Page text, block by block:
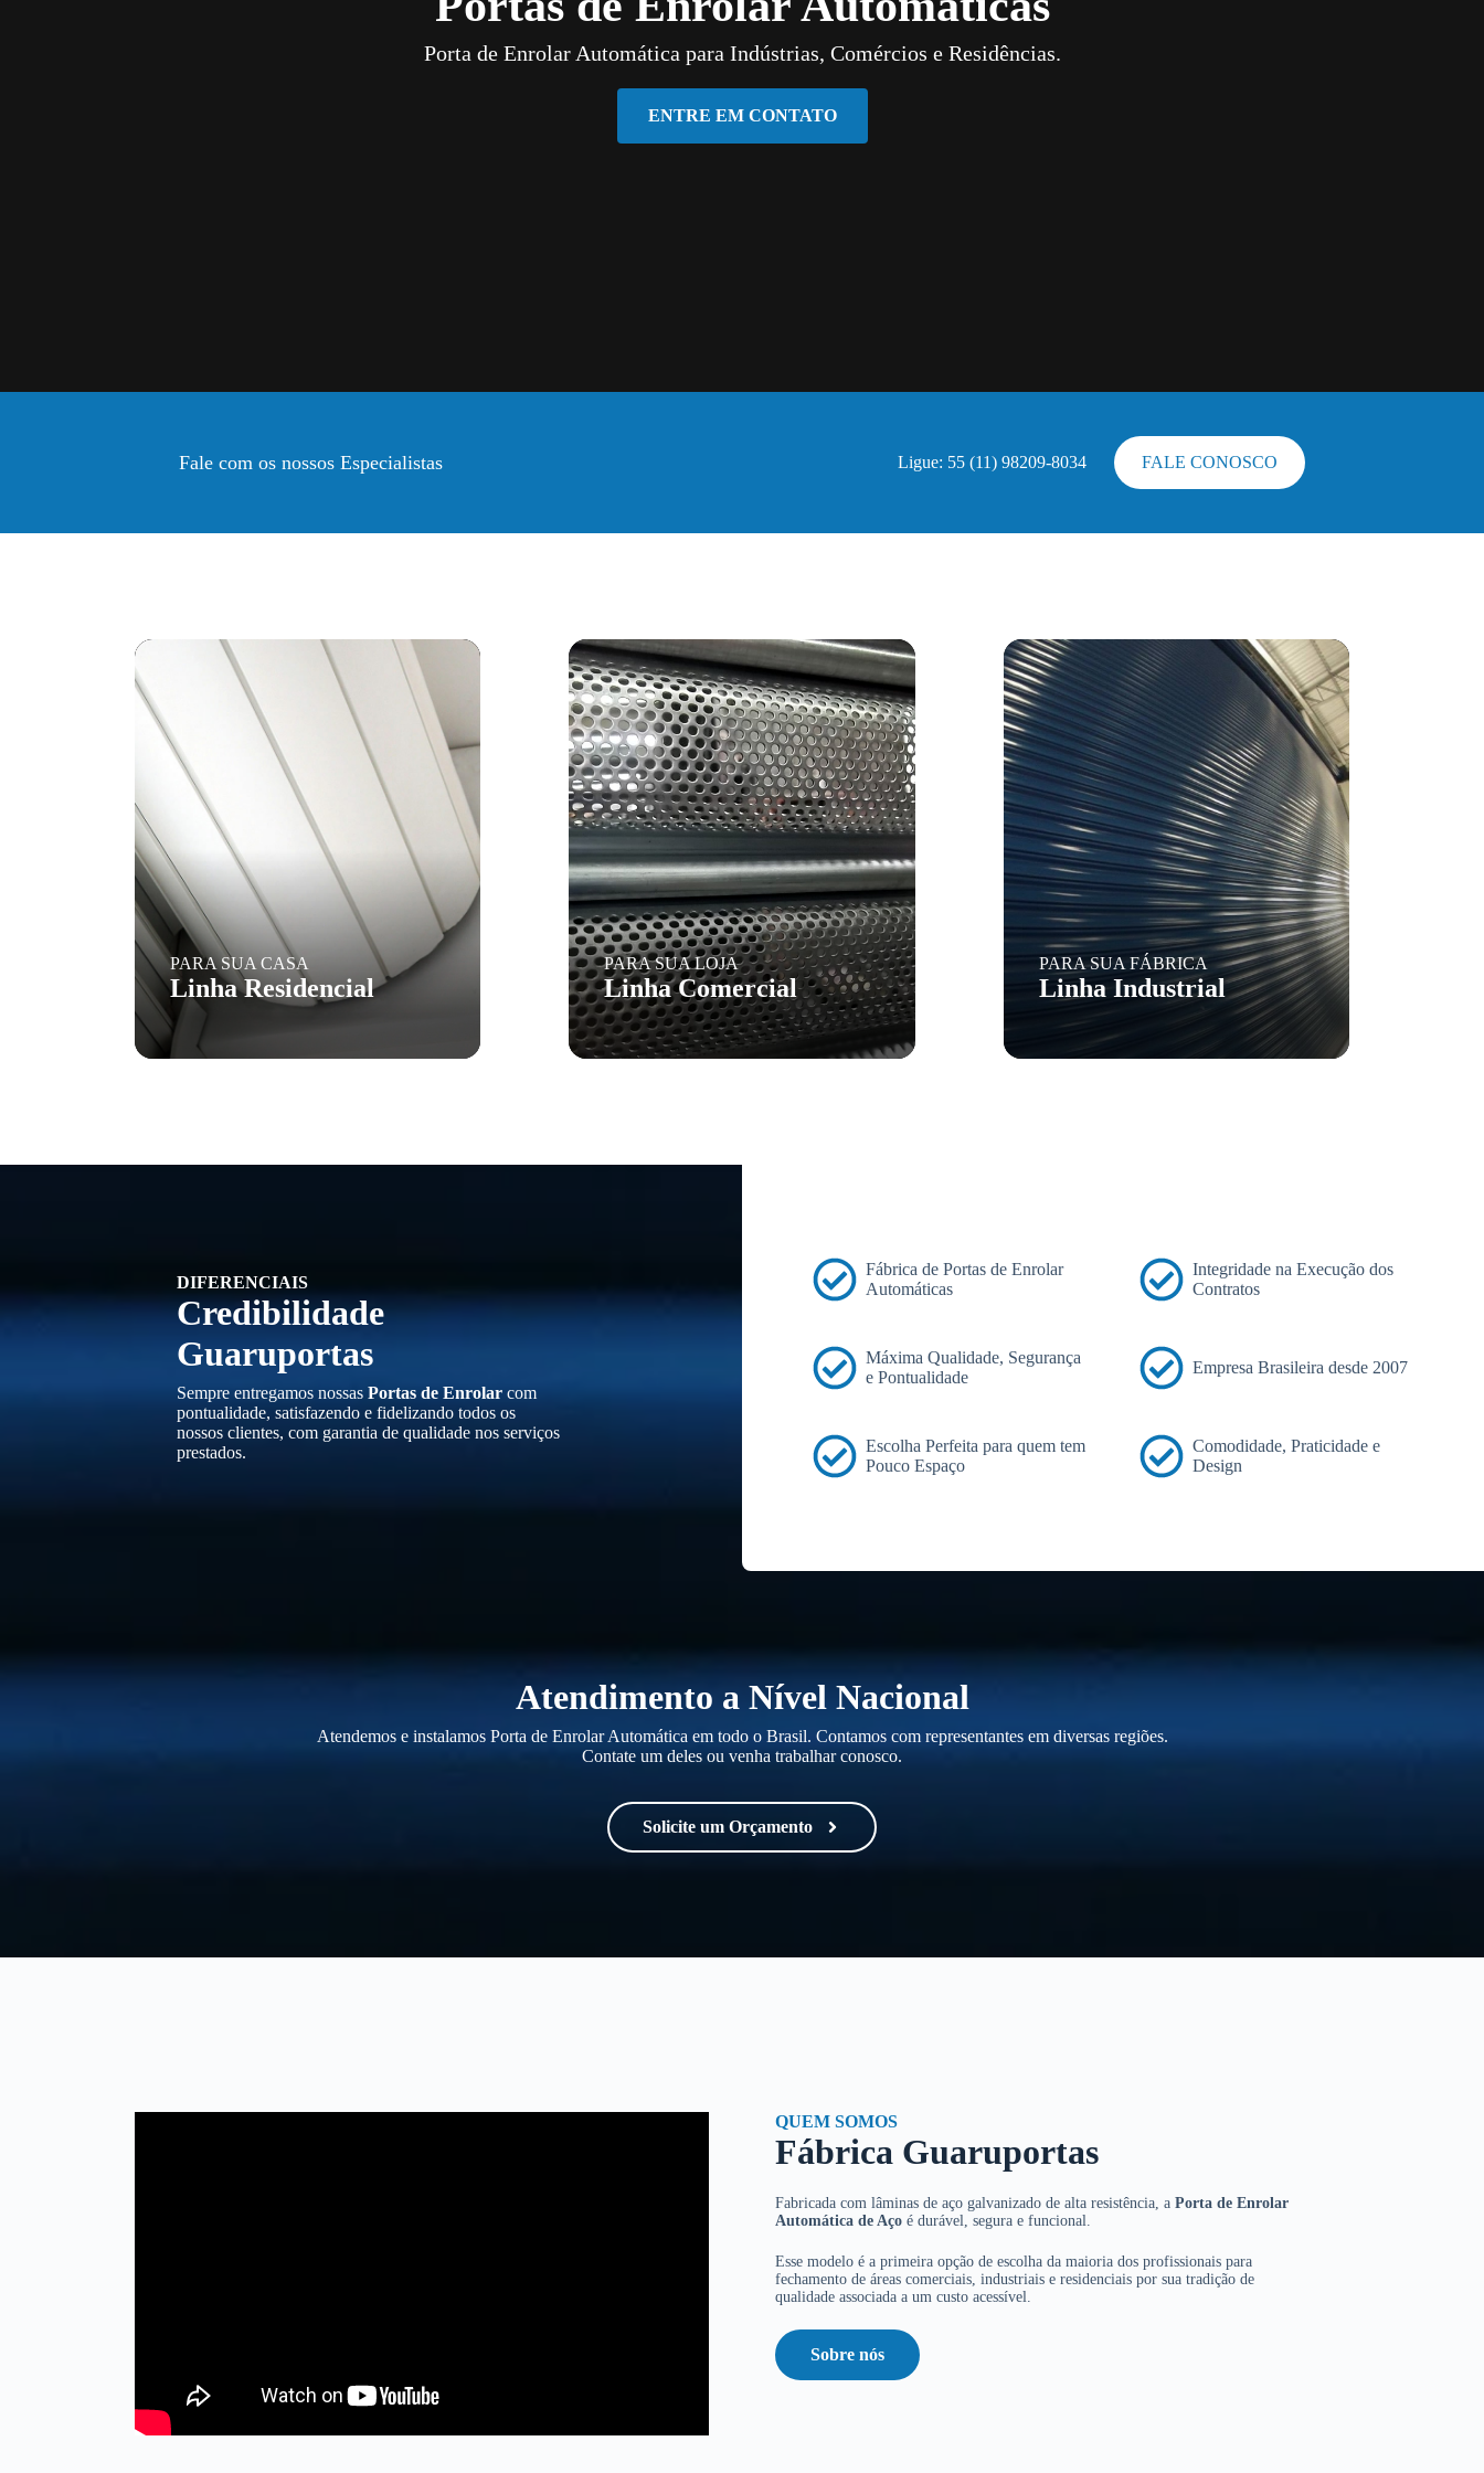
Porta de Enrolar Automática para Indústrias, Comércios e Residências.
ENTRE EM CONTATO
Fale com os nossos Especialistas Ligue: 55 (11) 98209-8034 FALE CONOSCO
PARA SUA CASA
Linha Residencial
PARA SUA LOJA
Linha Comercial
PARA SUA FÁBRICA
Linha Industrial
DIFERENCIAIS
Credibilidade
Guaruportas
Sempre entregamos nossas Portas de Enrolar com
pontualidade, satisfazendo e fidelizando todos os
nossos clientes, com garantia de qualidade nos serviços
prestados.
Fábrica de Portas de Enrolar
Automáticas
Máxima Qualidade, Segurança
e Pontualidade
Escolha Perfeita para quem tem
Pouco Espaço
Integridade na Execução dos
Contratos
Empresa Brasileira desde 2007
Comodidade, Praticidade e
Design
Atendimento a Nível Nacional
Atendemos e instalamos Porta de Enrolar Automática em todo o Brasil. Contamos com representantes em diversas regiões.
Contate um deles ou venha trabalhar conosco.
Solicite um Orçamento
QUEM SOMOS
Fábrica Guaruportas
Fabricada com lâminas de aço galvanizado de alta resistência, a Porta de Enrolar
Automática de Aço é durável, segura e funcional.
Esse modelo é a primeira opção de escolha da maioria dos profissionais para
fechamento de áreas comerciais, industriais e residenciais por sua tradição de
qualidade associada a um custo acessível.
Sobre nós